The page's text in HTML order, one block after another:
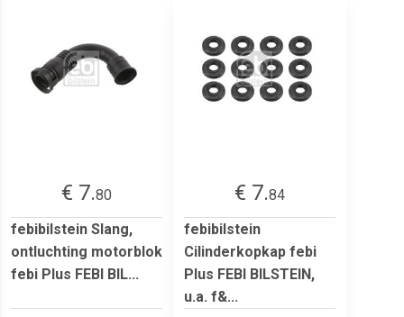
€ 7.80
febibilstein Slang,
ontluchting motorblok
febi Plus FEBI BIL...
€ 7.84
febibilstein
Cilinderkopkap febi
Plus FEBI BILSTEIN,
u.a. f&...